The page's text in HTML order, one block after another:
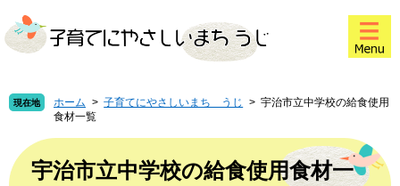
ー
ジ
ニ
ュ
本
現在地 ホーム > 子育てにやさしいまち うじ > 宇治市立中学校の給食使用
食材一覧
文
宇治市立中学校の給食使用食材一